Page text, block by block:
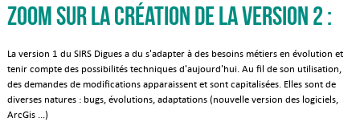
Zoom sur la création de la version 2 :
La version 1 du SIRS Digues a du s'adapter à des besoins métiers en évolution et
tenir compte des possibilités techniques d'aujourd'hui. Au fil de son utilisation,
des demandes de modifications apparaissent et sont capitalisées. Elles sont de
diverses natures : bugs, évolutions, adaptations (nouvelle version des logiciels,
ArcGis ...)